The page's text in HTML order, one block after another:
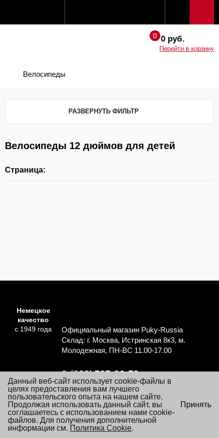
0 руб.
Перейти в корзину
Велосипеды
РАЗВЕРНУТЬ ФИЛЬТР
Велосипеды 12 дюймов для детей
Страница:
Немецкое
качество
с 1949 года
Официальный магазин Puky-Russia
Склад: г. Москва, Истринская 8к3, м.
Молодежная, ПН-ВС 11.00-17.00
8 (800)505-06-59
Перезвоните мне
Согласие на обработку персональных данных
Политика обработки персональных данных
Условия заказа и покупки товаров
×
Посещая настоящий сайт Вы даете согласие на обработку
файлов «cookie», пользовательских данных …
Данный веб-сайт использует cookie-файлы в
целях предоставления вам лучшего
пользовательского опыта на нашем сайте.
Продолжая использовать данный сайт, вы
соглашаетесь с использованием нами cookie-
файлов. Для получения дополнительной
информации см. Политика Cookie.
Принять